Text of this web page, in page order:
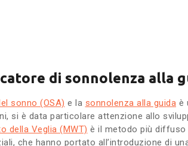
di sonnolenza alla
sonno (OSA) e la sonnolenza alla guida è
si è data particolare attenzione allo
della Veglia (MWT) è il metodo più diffuso
che hanno portato all’introduzione di